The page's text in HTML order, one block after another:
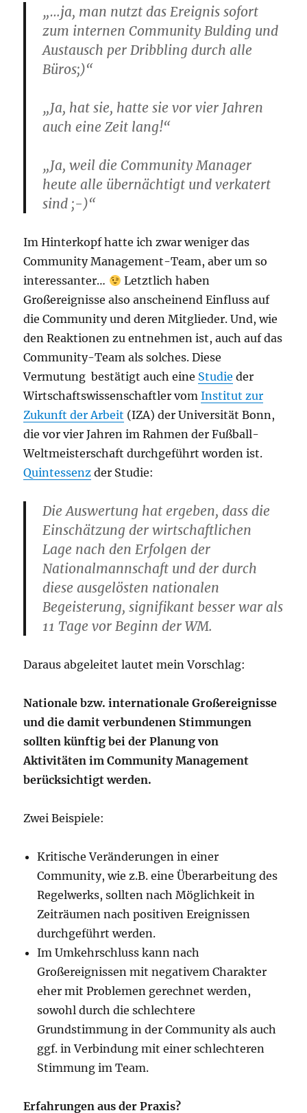
„…ja, man nutzt das Ereignis sofort
zum internen Community Bulding und
Austausch per Dribbling durch alle
Büros;)“
„Ja, hat sie, hatte sie vor vier Jahren
auch eine Zeit lang!“
„Ja, weil die Community Manager
heute alle übernächtigt und verkatert
sind ;-)“
Im Hinterkopf hatte ich zwar weniger das
Community Management-Team, aber um so
interessanter…
Letztlich haben
Großereignisse also anscheinend Einfluss auf
die Community und deren Mitglieder. Und, wie
den Reaktionen zu entnehmen ist, auch auf das
Community-Team als solches. Diese
Vermutung bestätigt auch eine Studie der
Wirtschaftswissenschaftler vomInstitut zur
Zukunft der Arbeit (IZA) der Universität Bonn,
die vor vier Jahren im Rahmen der Fußball-
Weltmeisterschaft durchgeführt worden ist.
Quintessenz der Studie:
Die Auswertung hat ergeben, dass die
Einschätzung der wirtschaftlichen
Lage nach den Erfolgen der
Nationalmannschaft und der durch
diese ausgelösten nationalen
Begeisterung, signifikant besser war als
11 Tage vor Beginn der WM.
Daraus abgeleitet lautet mein Vorschlag:
Nationale bzw. internationale Großereignisse
und die damit verbundenen Stimmungen
sollten künftig bei der Planung von
Aktivitäten im Community Management
berücksichtigt werden.
Zwei Beispiele:
Kritische Veränderungen in einer
Community, wie z.B. eine Überarbeitung des
Regelwerks, sollten nach Möglichkeit in
Zeiträumen nach positiven Ereignissen
durchgeführt werden.
Im Umkehrschluss kann nach
Großereignissen mit negativem Charakter
eher mit Problemen gerechnet werden,
sowohl durch die schlechtere
Grundstimmung in der Community als auch
ggf. in Verbindung mit einer schlechteren
Stimmung im Team.
Erfahrungen aus der Praxis?